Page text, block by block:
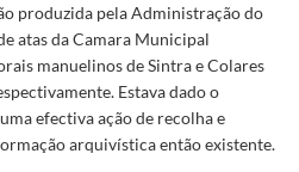
produzida pela Administração do
atas da Camara Municipal
manuelinos de Sintra e Colares
Estava dado o
efectiva ação de recolha e
arquivística então existente.